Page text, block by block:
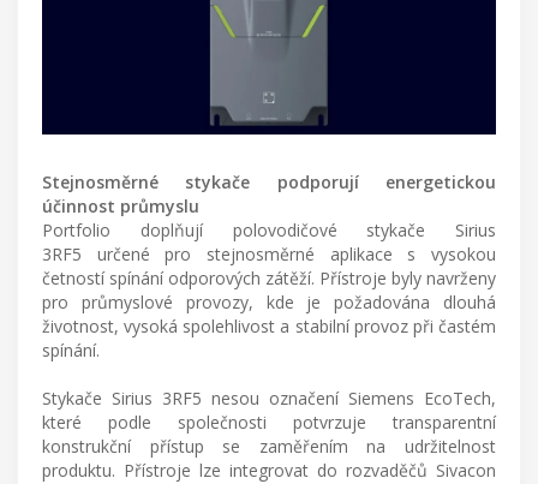
Stejnosměrné stykače podporují energetickou
účinnost průmyslu
Portfolio doplňují polovodičové stykače Sirius
3RF5 určené pro stejnosměrné aplikace s vysokou
četností spínání odporových zátěží. Přístroje byly navrženy
pro průmyslové provozy, kde je požadována dlouhá
životnost, vysoká spolehlivost a stabilní provoz při častém
spínání.
Stykače Sirius 3RF5 nesou označení Siemens EcoTech,
které podle společnosti potvrzuje transparentní
konstrukční přístup se zaměřením na udržitelnost
produktu. Přístroje lze integrovat do rozvaděčů Sivacon